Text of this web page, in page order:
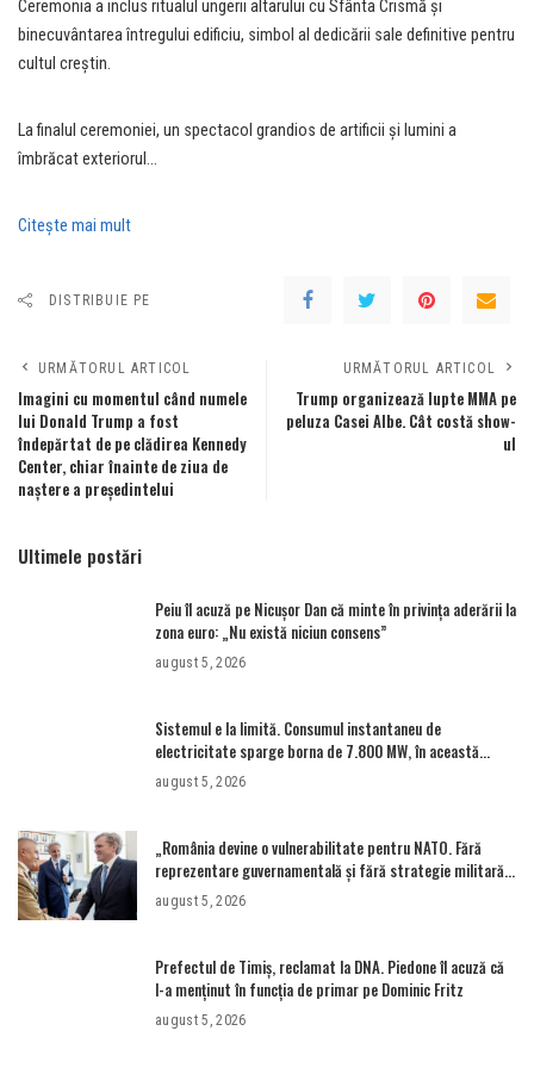
Ceremonia a inclus ritualul ungerii altarului cu Sfânta Crismă și
binecuvântarea întregului edificiu, simbol al dedicării sale definitive pentru
cultul creștin.
La finalul ceremoniei, un spectacol grandios de artificii și lumini a
îmbrăcat exteriorul…
Citeşte mai mult
DISTRIBUIE PE
URMĂTORUL ARTICOL
Imagini cu momentul când numele
lui Donald Trump a fost
îndepărtat de pe clădirea Kennedy
Center, chiar înainte de ziua de
naștere a președintelui
URMĂTORUL ARTICOL
Trump organizează lupte MMA pe
peluza Casei Albe. Cât costă show-
ul
Ultimele postări
Peiu îl acuză pe Nicușor Dan că minte în privința aderării la
zona euro: „Nu există niciun consens”
august 5, 2026
Sistemul e la limită. Consumul instantaneu de
electricitate sparge borna de 7.800 MW, în această
seară • Newsweek România
august 5, 2026
„România devine o vulnerabilitate pentru NATO. Fără
reprezentare guvernamentală și fără strategie militară
avizată de CSAT” – Aleph News
august 5, 2026
Prefectul de Timiș, reclamat la DNA. Piedone îl acuză că
l-a menținut în funcția de primar pe Dominic Fritz
august 5, 2026